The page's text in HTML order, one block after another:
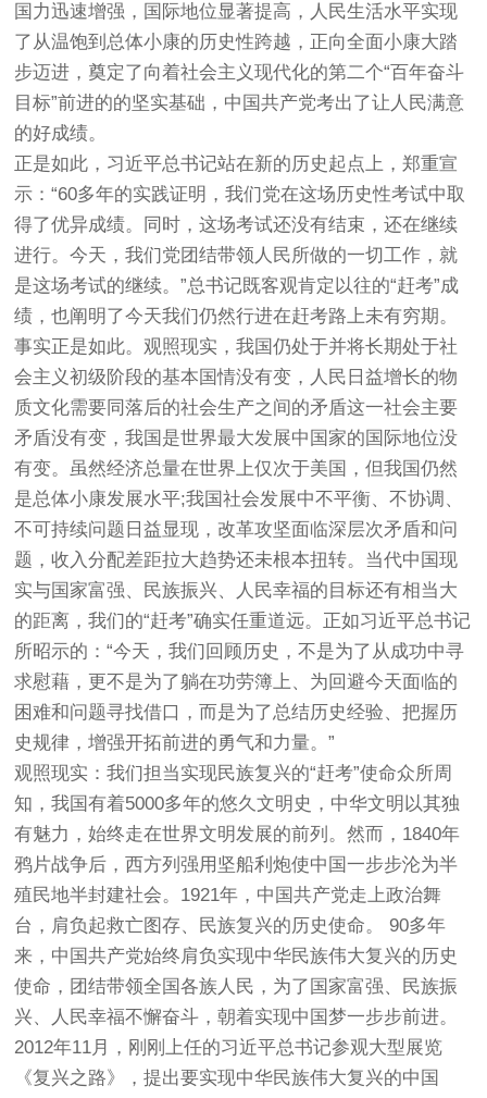
国力迅速增强，国际地位显著提高，人民生活水平实现
了从温饱到总体小康的历史性跨越，正向全面小康大踏
步迈进，奠定了向着社会主义现代化的第二个“百年奋斗
目标”前进的的坚实基础，中国共产党考出了让人民满意
的好成绩。
正是如此，习近平总书记站在新的历史起点上，郑重宣
示：“60多年的实践证明，我们党在这场历史性考试中取
得了优异成绩。同时，这场考试还没有结束，还在继续
进行。今天，我们党团结带领人民所做的一切工作，就
是这场考试的继续。”总书记既客观肯定以往的“赶考”成
绩，也阐明了今天我们仍然行进在赶考路上未有穷期。
事实正是如此。观照现实，我国仍处于并将长期处于社
会主义初级阶段的基本国情没有变，人民日益增长的物
质文化需要同落后的社会生产之间的矛盾这一社会主要
矛盾没有变，我国是世界最大发展中国家的国际地位没
有变。虽然经济总量在世界上仅次于美国，但我国仍然
是总体小康发展水平;我国社会发展中不平衡、不协调、
不可持续问题日益显现，改革攻坚面临深层次矛盾和问
题，收入分配差距拉大趋势还未根本扭转。当代中国现
实与国家富强、民族振兴、人民幸福的目标还有相当大
的距离，我们的“赶考”确实任重道远。正如习近平总书记
所昭示的：“今天，我们回顾历史，不是为了从成功中寻
求慰藉，更不是为了躺在功劳簿上、为回避今天面临的
困难和问题寻找借口，而是为了总结历史经验、把握历
史规律，增强开拓前进的勇气和力量。”
观照现实：我们担当实现民族复兴的“赶考”使命众所周
知，我国有着5000多年的悠久文明史，中华文明以其独
有魅力，始终走在世界文明发展的前列。然而，1840年
鸦片战争后，西方列强用坚船利炮使中国一步步沦为半
殖民地半封建社会。1921年，中国共产党走上政治舞
台，肩负起救亡图存、民族复兴的历史使命。 90多年
来，中国共产党始终肩负实现中华民族伟大复兴的历史
使命，团结带领全国各族人民，为了国家富强、民族振
兴、人民幸福不懈奋斗，朝着实现中国梦一步步前进。
2012年11月，刚刚上任的习近平总书记参观大型展览
《复兴之路》，提出要实现中华民族伟大复兴的中国